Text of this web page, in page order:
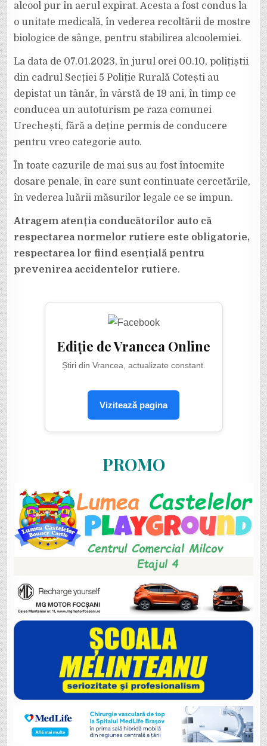
alcool pur în aerul expirat. Acesta a fost condus la
o unitate medicală, în vederea recoltării de mostre
biologice de sânge, pentru stabilirea alcoolemiei.
La data de 07.01.2023, în jurul orei 00.10, polițiștii
din cadrul Secției 5 Poliție Rurală Cotești au
depistat un tânăr, în vârstă de 19 ani, în timp ce
conducea un autoturism pe raza comunei
Urechești, fără a deține permis de conducere
pentru vreo categorie auto.
În toate cazurile de mai sus au fost întocmite
dosare penale, în care sunt continuate cercetările,
în vederea luării măsurilor legale ce se impun.
Atragem atenția conducătorilor auto că
respectarea normelor rutiere este obligatorie,
respectarea lor fiind esențială pentru
prevenirea accidentelor rutiere.
Ediție de Vrancea Online
Știri din Vrancea, actualizate constant.
Vizitează pagina
PROMO